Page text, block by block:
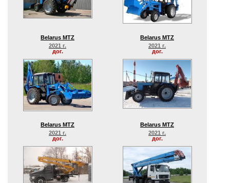
Belarus MTZ
2021 г.
дог.
Belarus MTZ
2021 г.
дог.
Belarus MTZ
2021 г.
дог.
Belarus MTZ
2021 г.
дог.